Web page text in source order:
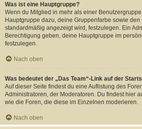
Was ist eine Hauptgruppe?
Wenn du Mitglied in mehr als einer
Hauptgruppe dazu, deine Gruppenfarbe sowie
standardmäßig angezeigt wird, festzulegen. Ein
Berechtigung geben, deine Hauptgruppe im
festzulegen.
Nach oben
Was bedeutet der „Das Team“-Link auf der
Auf dieser Seite findest du eine Auflistung des
Administratoren, der Moderatoren. Du findest hier
wie die Foren, die diese im Einzelnen moderieren.
Nach oben